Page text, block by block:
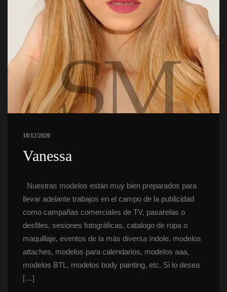
18/12/2020
Vanessa
Nuestras modelos están muy bien preparados para
llevar adelante trabajos en el campo de la publicidad
como campañas comerciales de TV, pasarelas o
desfiles, sesiones fotográficas, catalogo de ropa o
maquillaje, eventos de la más diversa índole, modelos
attaches, modelos para calendarios, modelos aaa,
modelos BTL, modelos body painting, etc. Si lo desea
[…]